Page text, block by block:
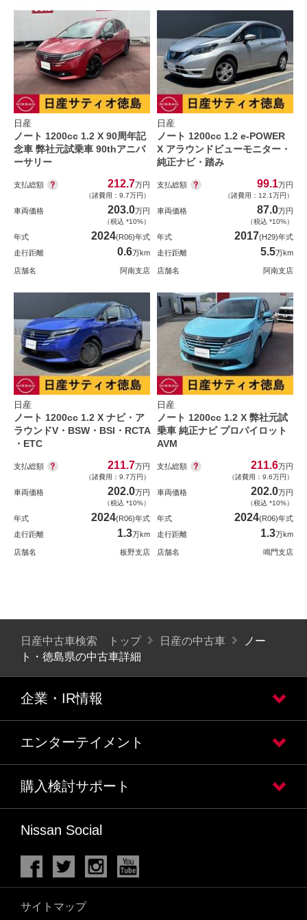
日産
ノート 1200cc 1.2 X 90周年記
念車 弊社元試乗車 90thアニバ
ーサリー
支払総額 212.7万円
（諸費用：9.7万円）
車両価格 203.0万円
（税込 *10%）
年式 2024(R06)年式
走行距離
0.6万km
店舗名 阿南支店
日産
ノート 1200cc 1.2 e-POWER
X アラウンドビューモニター・
純正ナビ・踏み
支払総額 99.1万円
（諸費用：12.1万円）
車両価格 87.0万円
（税込 *10%）
年式 2017(H29)年式
走行距離
5.5万km
店舗名 阿南支店
日産
ノート 1200cc 1.2 X ナビ・ア
ラウンドV・BSW・BSI・RCTA
・ETC
支払総額 211.7万円
（諸費用：9.7万円）
車両価格 202.0万円
（税込 *10%）
年式 2024(R06)年式
走行距離
1.3万km
店舗名 板野支店
日産
ノート 1200cc 1.2 X 弊社元試
乗車 純正ナビ プロパイロット
AVM
支払総額 211.6万円
（諸費用：9.6万円）
車両価格 202.0万円
（税込 *10%）
年式 2024(R06)年式
走行距離
1.3万km
店舗名 鳴門支店
日産中古車検索 トップ 日産の中古車
ノー
ト・徳島県の中古車詳細
企業・IR情報
エンターテイメント
購入検討サポート
Nissan Social
サイトマップ